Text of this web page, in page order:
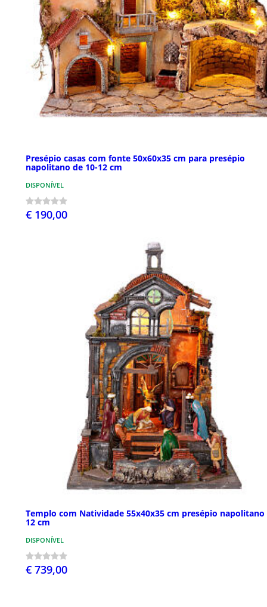
Presépio casas com fonte 50x60x35 cm para presépio
napolitano de 10-12 cm
DISPONÍVEL
€ 190,00
Templo com Natividade 55x40x35 cm presépio napolitano
12 cm
DISPONÍVEL
€ 739,00